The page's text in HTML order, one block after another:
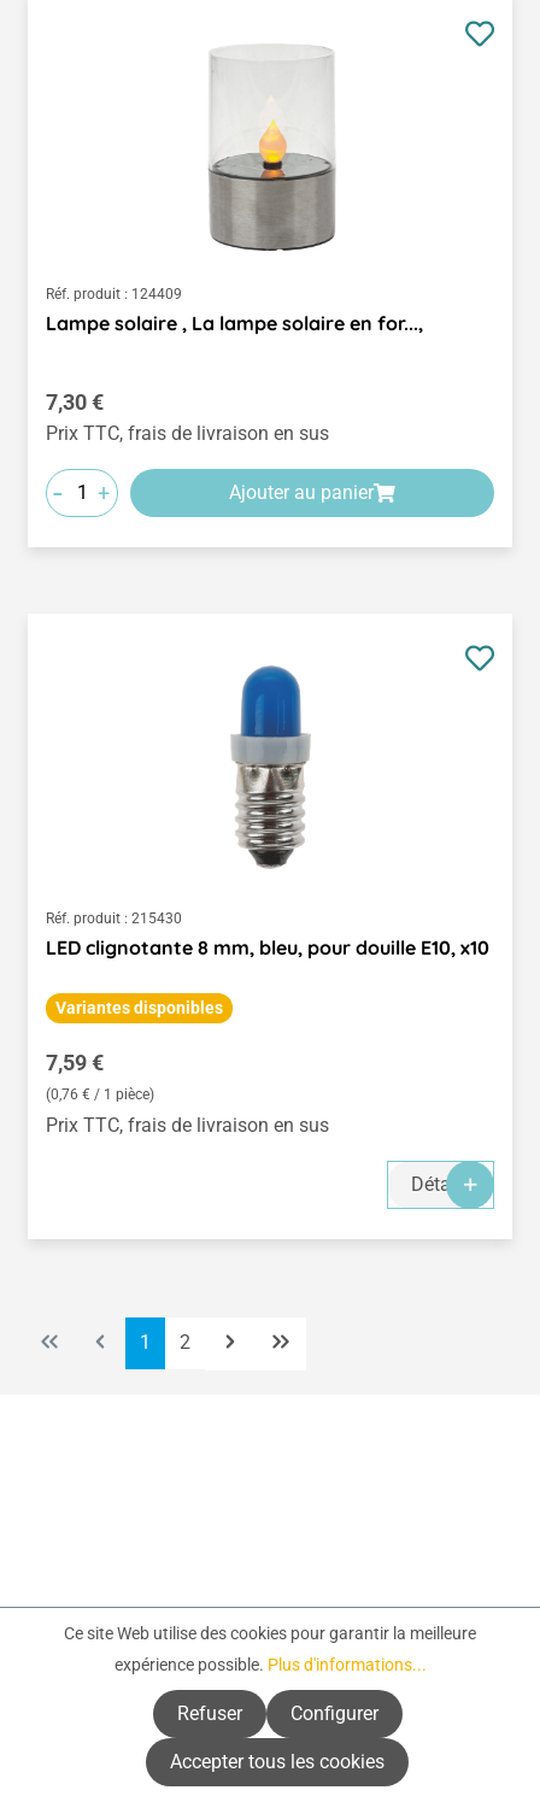
Réf. produit : 124409
Lampe solaire , La lampe solaire en for...,
Prix régulier :
7,30 €
Prix TTC, frais de livraison en sus
- + Ajouter au panier
Réf. produit : 215430
LED clignotante 8 mm, bleu, pour douille E10, x10
Variantes disponibles
Prix régulier :
7,59 €
(0,76 € / 1 pièce)
Prix TTC, frais de livraison en sus
Détails
Page
1 Page
2
Service-Hotline
Infos & assistance
Ce site Web utilise des cookies pour garantir la meilleure
expérience possible. Plus d'informations...
Refuser Configurer
Accepter tous les cookies